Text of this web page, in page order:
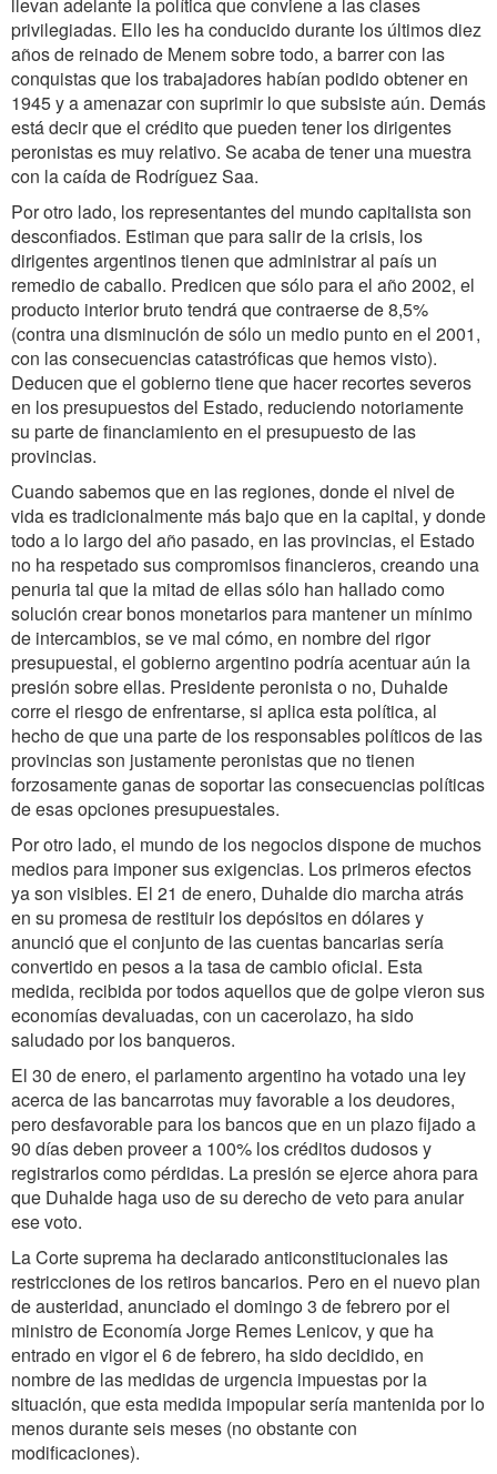
privilegiadas. Ello les ha conducido durante los últimos diez
años de reinado de Menem sobre todo, a barrer con las
conquistas que los trabajadores habían podido obtener en
1945 y a amenazar con suprimir lo que subsiste aún. Demás
está decir que el crédito que pueden tener los dirigentes
peronistas es muy relativo. Se acaba de tener una muestra
con la caída de Rodríguez Saa.
Por otro lado, los representantes del mundo capitalista son
desconfiados. Estiman que para salir de la crisis, los
dirigentes argentinos tienen que administrar al país un
remedio de caballo. Predicen que sólo para el año 2002, el
producto interior bruto tendrá que contraerse de 8,5%
(contra una disminución de sólo un medio punto en el 2001,
con las consecuencias catastróficas que hemos visto).
Deducen que el gobierno tiene que hacer recortes severos
en los presupuestos del Estado, reduciendo notoriamente
su parte de financiamiento en el presupuesto de las
provincias.
Cuando sabemos que en las regiones, donde el nivel de
vida es tradicionalmente más bajo que en la capital, y donde
todo a lo largo del año pasado, en las provincias, el Estado
no ha respetado sus compromisos financieros, creando una
penuria tal que la mitad de ellas sólo han hallado como
solución crear bonos monetarios para mantener un mínimo
de intercambios, se ve mal cómo, en nombre del rigor
presupuestal, el gobierno argentino podría acentuar aún la
presión sobre ellas. Presidente peronista o no, Duhalde
corre el riesgo de enfrentarse, si aplica esta política, al
hecho de que una parte de los responsables políticos de las
provincias son justamente peronistas que no tienen
forzosamente ganas de soportar las consecuencias políticas
de esas opciones presupuestales.
Por otro lado, el mundo de los negocios dispone de muchos
medios para imponer sus exigencias. Los primeros efectos
ya son visibles. El 21 de enero, Duhalde dio marcha atrás
en su promesa de restituir los depósitos en dólares y
anunció que el conjunto de las cuentas bancarias sería
convertido en pesos a la tasa de cambio oficial. Esta
medida, recibida por todos aquellos que de golpe vieron sus
economías devaluadas, con un cacerolazo, ha sido
saludado por los banqueros.
El 30 de enero, el parlamento argentino ha votado una ley
acerca de las bancarrotas muy favorable a los deudores,
pero desfavorable para los bancos que en un plazo fijado a
90 días deben proveer a 100% los créditos dudosos y
registrarlos como pérdidas. La presión se ejerce ahora para
que Duhalde haga uso de su derecho de veto para anular
ese voto.
La Corte suprema ha declarado anticonstitucionales las
restricciones de los retiros bancarios. Pero en el nuevo plan
de austeridad, anunciado el domingo 3 de febrero por el
ministro de Economía Jorge Remes Lenicov, y que ha
entrado en vigor el 6 de febrero, ha sido decidido, en
nombre de las medidas de urgencia impuestas por la
situación, que esta medida impopular sería mantenida por lo
menos durante seis meses (no obstante con
modificaciones).